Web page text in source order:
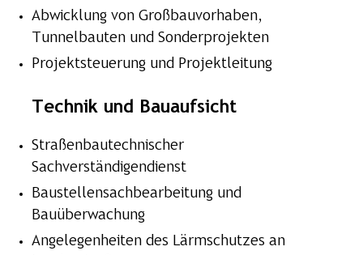
Abwicklung von Großbauvorhaben,
Tunnelbauten und Sonderprojekten
Projektsteuerung und Projektleitung
Technik und Bauaufsicht
Straßenbautechnischer
Sachverständigendienst
Baustellensachbearbeitung und
Bauüberwachung
Angelegenheiten des Lärmschutzes an